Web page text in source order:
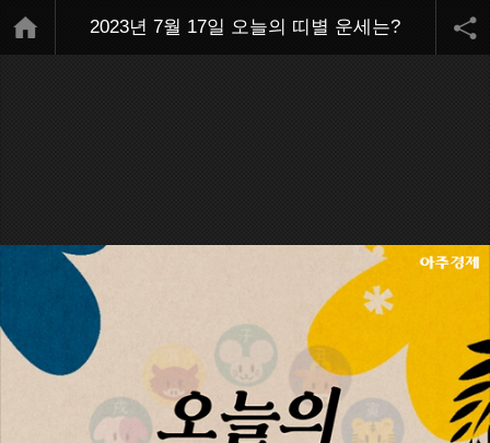
2023년 7월 17일 오늘의 띠별 운세는?